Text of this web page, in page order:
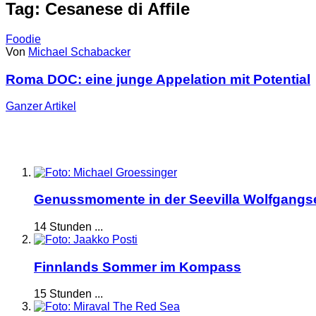
Tag: Cesanese di Affile
Foodie
Von Michael Schabacker
Roma DOC: eine junge Appelation mit Potential
GanzerArtikel
Genussmomente in der Seevilla
14 Stunden ...
Finnlands Sommer im Kompass
15 Stunden ...